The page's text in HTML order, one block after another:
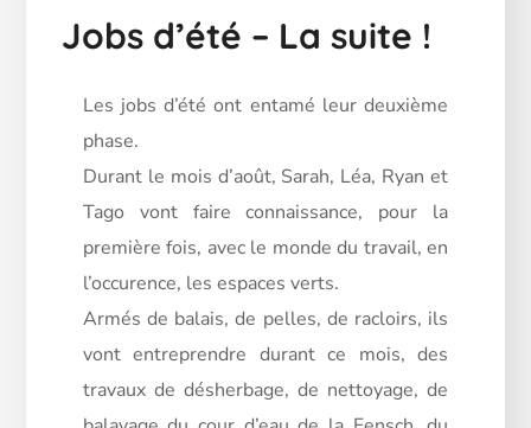
Jobs d’été – La suite !
Les jobs d’été ont entamé leur deuxième
phase.
Durant le mois d’août, Sarah, Léa, Ryan et
Tago vont faire connaissance, pour la
première fois, avec le monde du travail, en
l’occurence, les espaces verts.
Armés de balais, de pelles, de racloirs, ils
vont entreprendre durant ce mois, des
travaux de désherbage, de nettoyage, de